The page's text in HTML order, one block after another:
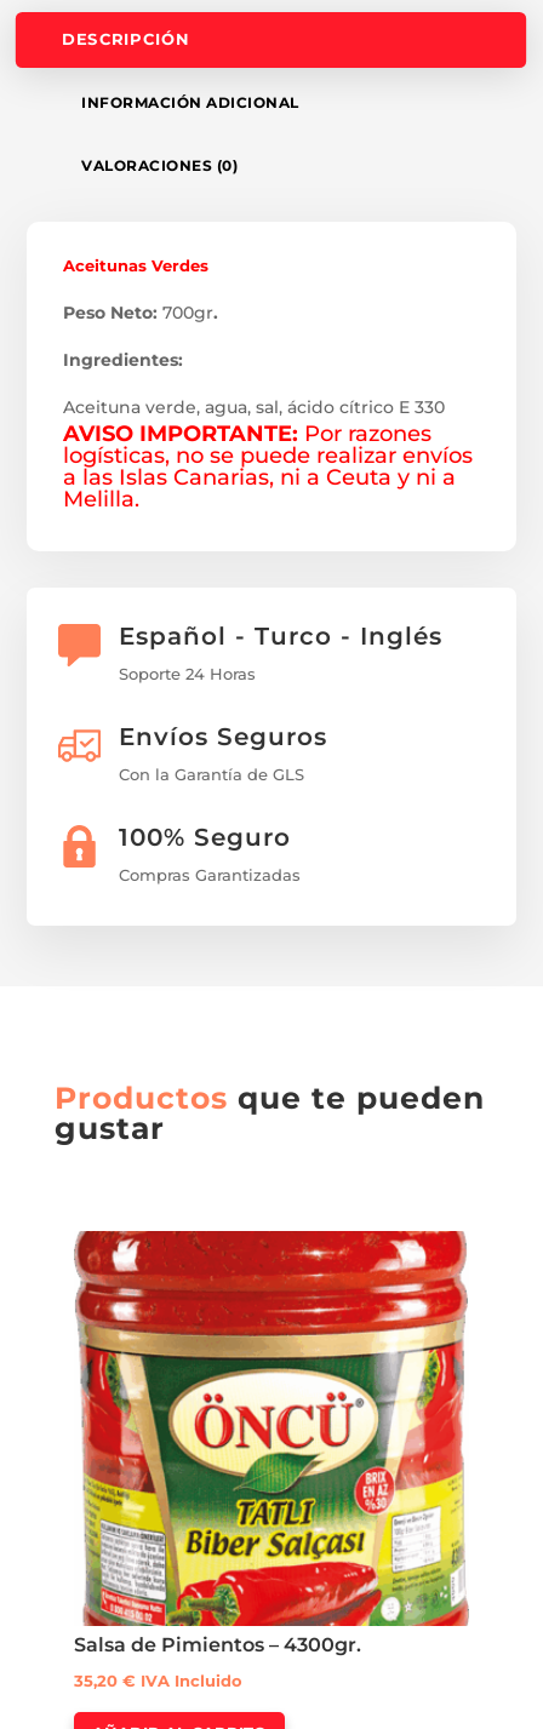
DESCRIPCIÓN
INFORMACIÓN ADICIONAL
VALORACIONES (0)
Aceitunas Verdes
Peso Neto:700gr.
Ingredientes:
Aceituna verde, agua, sal, ácido cítrico E 330
AVISO IMPORTANTE: Por razones
logísticas, no se puede realizar envíos
a las Islas Canarias, ni a Ceuta y ni a
Melilla.
Español - Turco - Inglés
Soporte 24 Horas
Envíos Seguros
Con la Garantía de GLS
100% Seguro
Compras Garantizadas
Productos que te pueden
gustar
Salsa de Pimientos – 4300gr.
35,20 € IVA Incluido